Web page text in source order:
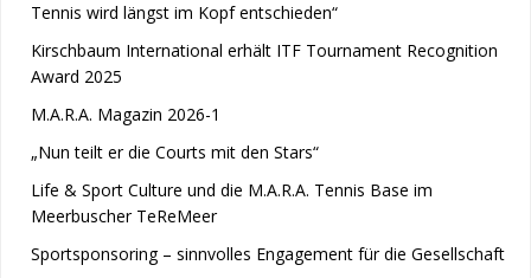
Tennis wird längst im Kopf entschieden“
Kirschbaum International erhält ITF Tournament Recognition
Award 2025
M.A.R.A. Magazin 2026-1
„Nun teilt er die Courts mit den Stars“
Life & Sport Culture und die M.A.R.A. Tennis Base im
Meerbuscher TeReMeer
Sportsponsoring – sinnvolles Engagement für die Gesellschaft